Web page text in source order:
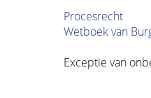
Procesrecht
Wetboek van
Exceptie van